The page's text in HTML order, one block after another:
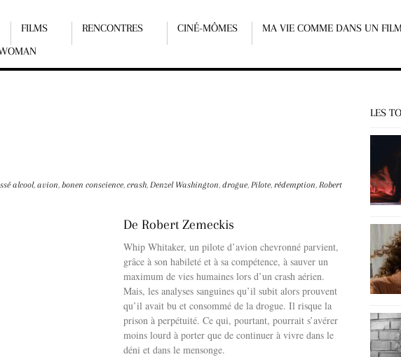
FILMS RENCONTRES CINÉ-MÔMES
MA VIE COMME DANS UN
alcool, avion, bonen conscience, crash, Denzel Washington, drogue, Pilote, rédemption, Robert
De Robert Zemeckis
Whip Whitaker, un pilote d’avion chevronné parvient,
grâce à son habileté et à sa compétence, à sauver un
maximum de vies humaines lors d’un crash aérien.
Mais, les analyses sanguines qu’il subit alors prouvent
qu’il avait bu et consommé de la drogue. Il risque la
prison à perpétuité. Ce qui, pourtant, pourrait s’avérer
moins lourd à porter que de continuer à vivre dans le
déni et dans le mensonge.
LES